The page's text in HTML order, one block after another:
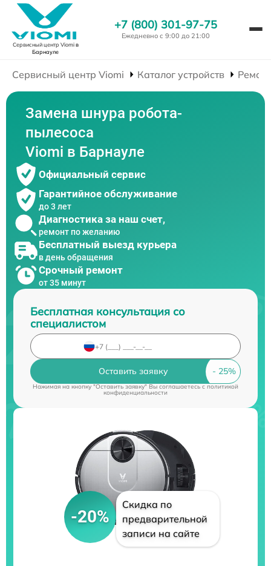
Сервисный центр Viomiв
Барнауле
+7 (800) 301-97-75
Ежедневно с 9:00 до 21:00
Сервисный центр Viomi Каталог устройств
Замена шнура робота-
пылесоса
Viomi в Барнауле
Официальный сервис
Гарантийное обслуживание
до 3 лет
Диагностика за наш счет,
ремонт по желанию
Бесплатный выезд курьера
в день обращения
Срочный ремонт
от 35 минут
Бесплатная консультация со
специалистом
Оставить заявку
Нажимая на кнопку "Оставить заявку" Вы соглашаетесь cполитикой
конфиденциальности
-20%
Скидка по
предварительной
записи на сайте